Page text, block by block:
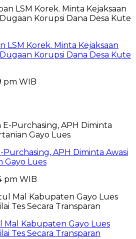
LSM Korek. Minta Kejaksaan
Korupsi Dana Desa Kute
pm WIB
APH Diminta Awasi
Gayo Lues
pm WIB
Mal Kabupaten Gayo Lues
Tes Secara Transparan